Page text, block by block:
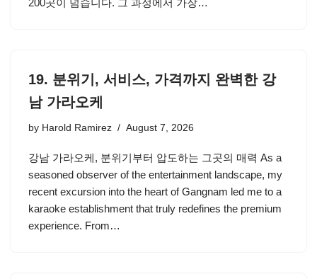
200곳이 넘습니다. 그 과정에서 가장…
19. 분위기, 서비스, 가격까지 완벽한 강
남 가라오케
by Harold Ramirez August 7, 2026
강남 가라오케, 분위기부터 압도하는 그곳의 매력 As a
seasoned observer of the entertainment landscape, my
recent excursion into the heart of Gangnam led me to a
karaoke establishment that truly redefines the premium
experience. From…